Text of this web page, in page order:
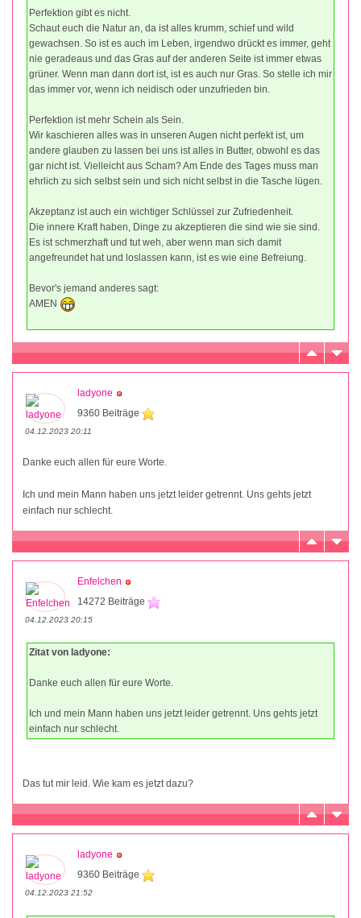
Perfektion gibt es nicht.
Schaut euch die Natur an, da ist alles krumm, schief und wild
gewachsen. So ist es auch im Leben, irgendwo drückt es immer, geht
nie geradeaus und das Gras auf der anderen Seite ist immer etwas
grüner. Wenn man dann dort ist, ist es auch nur Gras. So stelle ich mir
das immer vor, wenn ich neidisch oder unzufrieden bin.
Perfektion ist mehr Schein als Sein.
Wir kaschieren alles was in unseren Augen nicht perfekt ist, um
andere glauben zu lassen bei uns ist alles in Butter, obwohl es das
gar nicht ist. Vielleicht aus Scham? Am Ende des Tages muss man
ehrlich zu sich selbst sein und sich nicht selbst in die Tasche lügen.
Akzeptanz ist auch ein wichtiger Schlüssel zur Zufriedenheit.
Die innere Kraft haben, Dinge zu akzeptieren die sind wie sie sind.
Es ist schmerzhaft und tut weh, aber wenn man sich damit
angefreundet hat und loslassen kann, ist es wie eine Befreiung.
Bevor's jemand anderes sagt:
AMEN
ladyone
9360 Beiträge
04.12.2023 20:11
Danke euch allen für eure Worte.
Ich und mein Mann haben uns jetzt leider getrennt. Uns gehts jetzt
einfach nur schlecht.
Enfelchen
14272 Beiträge
04.12.2023 20:15
Zitat von ladyone:
Danke euch allen für eure Worte.
Ich und mein Mann haben uns jetzt leider getrennt. Uns gehts jetzt
einfach nur schlecht.
Das tut mir leid. Wie kam es jetzt dazu?
ladyone
9360 Beiträge
04.12.2023 21:52